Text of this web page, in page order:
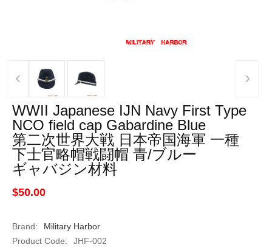
‹ ›
WWII Japanese IJN Navy First Type
NCO field cap Gabardine Blue
第二次世界大戦 日本帝国海軍 一種
下士官略帽戦闘帽 青/ブルー
ギャバジン材料
$50.00
Brand:
Military Harbor
Product Code:
JHF-002